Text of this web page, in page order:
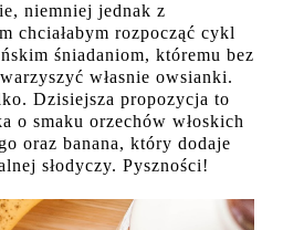
niemniej jednak z
chciałabym rozpocząć cykl
śniadaniom, któremu bez
własnie owsianki.
Dzisiejsza propozycja to
o smaku orzechów włoskich
oraz banana, który dodaje
słodyczy. Pyszności!